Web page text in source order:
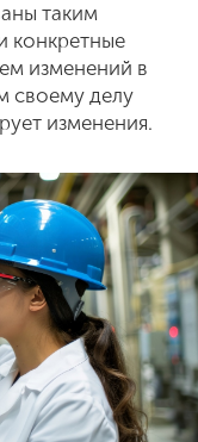
таким
конкретные
изменений в
своему делу
изменения.